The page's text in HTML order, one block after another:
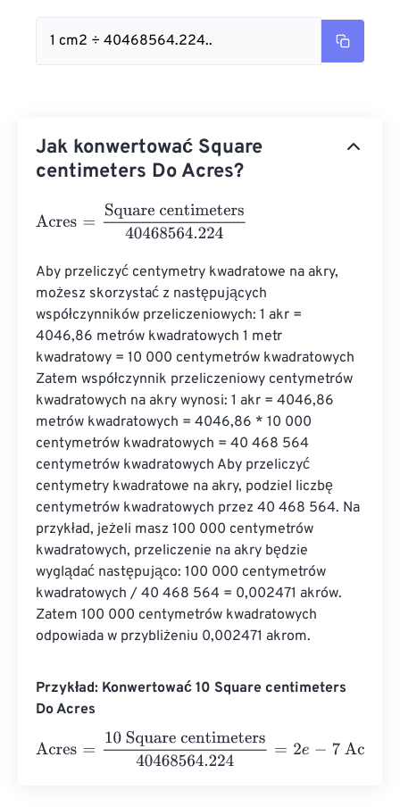
1 cm2 ÷ 40468564.224..
Jak konwertować Square
centimeters Do Acres?
Acres Square centimeters40468564.224
Aby przeliczyć centymetry kwadratowe na akry,
możesz skorzystać z następujących
współczynników przeliczeniowych: 1 akr =
4046,86 metrów kwadratowych 1 metr
kwadratowy = 10 000 centymetrów kwadratowych
Zatem współczynnik przeliczeniowy centymetrów
kwadratowych na akry wynosi: 1 akr = 4046,86
metrów kwadratowych = 4046,86 * 10 000
centymetrów kwadratowych = 40 468 564
centymetrów kwadratowych Aby przeliczyć
centymetry kwadratowe na akry, podziel liczbę
centymetrów kwadratowych przez 40 468 564. Na
przykład, jeżeli masz 100 000 centymetrów
kwadratowych, przeliczenie na akry będzie
wyglądać następująco: 100 000 centymetrów
kwadratowych / 40 468 564 = 0,002471 akrów.
Zatem 100 000 centymetrów kwadratowych
odpowiada w przybliżeniu 0,002471 akrom.
Przykład: Konwertować 10 Square centimeters
Do Acres
Acres
10 Square centimeters40468564.224 =2 e